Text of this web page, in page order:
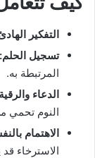
التفكير
تسجيل الحلم:
المرتبطة به.
الدعاء
النوم تحمي
الاهتمام
الاسترخاء